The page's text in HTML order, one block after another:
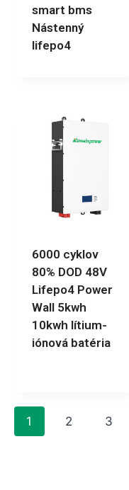
smart bms
Nástenný
lifepo4
6000 cyklov
80% DOD 48V
Lifepo4 Power
Wall 5kwh
10kwh lítium-
iónová batéria
1 2 3